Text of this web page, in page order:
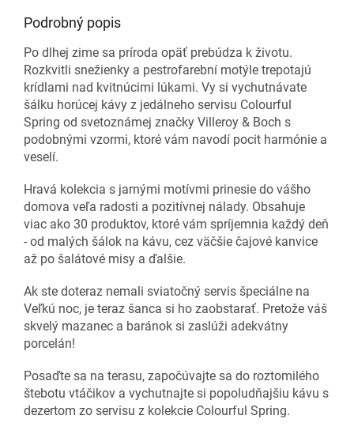
Podrobný popis
Po dlhej zime sa príroda opäť prebúdza k životu.
Rozkvitli snežienky a pestrofarební motýle trepotajú
krídlami nad kvitnúcimi lúkami. Vy si vychutnávate
šálku horúcej kávy z jedálneho servisu Colourful
Spring od svetoznámej značky Villeroy & Boch s
podobnými vzormi, ktoré vám navodí pocit harmónie a
veselí.
Hravá kolekcia s jarnými motívmi prinesie do vášho
domova veľa radosti a pozitívnej nálady. Obsahuje
viac ako 30 produktov, ktoré vám spríjemnia každý deň
- od malých šálok na kávu, cez väčšie čajové kanvice
až po šalátové misy a ďalšie.
Ak ste doteraz nemali sviatočný servis špeciálne na
Veľkú noc, je teraz šanca si ho zaobstarať. Pretože váš
skvelý mazanec a baránok si zaslúži adekvátny
porcelán!
Posaďte sa na terasu, započúvajte sa do roztomilého
štebotu vtáčikov a vychutnajte si popoludňajšiu kávu s
dezertom zo servisu z kolekcie Colourful Spring.